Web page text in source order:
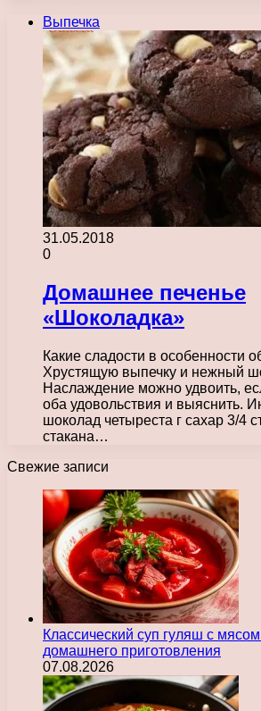
Выпечка
31.05.2018
0
Домашнее печенье
«Шоколадка»
Какие сладости в особенности
Хрустящую выпечку и нежный
Наслаждение можно удвоить,
оба удовольствия и выяснить.
шоколад четыреста г сахар 3/4
стакана…
Свежие записи
Классический суп гуляш с
домашнего приготовления
07.08.2026